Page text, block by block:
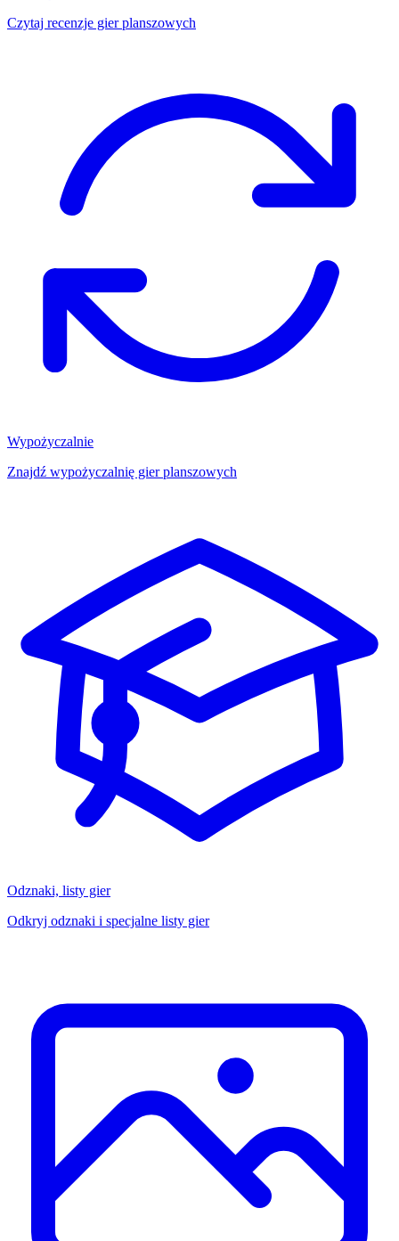
Czytaj recenzje gier planszowych
Wypożyczalnie
Znajdź wypożyczalnię gier planszowych
Odznaki, listy gier
Odkryj odznaki i specjalne listy gier